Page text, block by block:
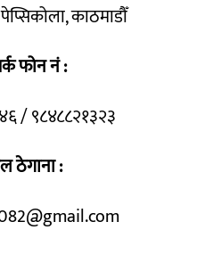
काठमाडौँ
फोन नं :
/ ९८४८८२१३२३
ठेगाना :